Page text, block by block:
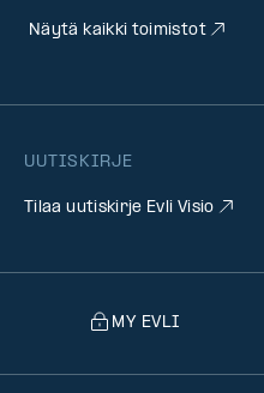
UUTISKIRJE
Tilaa uutiskirje Evli Visio
Näytä kaikki toimistot
MY EVLI